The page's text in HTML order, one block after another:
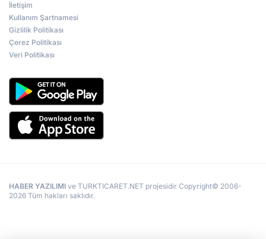
İletişim
Kullanım Şartnamesi
Gizlilik Politikası
Çerez Politikası
Veri Politikası
HABER YAZILIMI ve TURKTICARET.NET projesidir Copyright© 2006-
2026 Tüm hakları saklıdır.